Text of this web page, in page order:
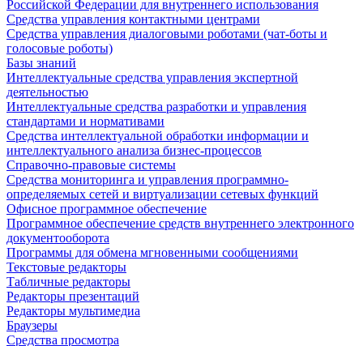
Российской Федерации для внутреннего использования
Средства управления контактными центрами
Средства управления диалоговыми роботами (чат-боты и
голосовые роботы)
Базы знаний
Интеллектуальные средства управления экспертной
деятельностью
Интеллектуальные средства разработки и управления
стандартами и нормативами
Средства интеллектуальной обработки информации и
интеллектуального анализа бизнес-процессов
Справочно-правовые системы
Средства мониторинга и управления программно-
определяемых сетей и виртуализации сетевых функций
Офисное программное обеспечение
Программное обеспечение средств внутреннего электронного
документооборота
Программы для обмена мгновенными сообщениями
Текстовые редакторы
Табличные редакторы
Редакторы презентаций
Редакторы мультимедиа
Браузеры
Средства просмотра